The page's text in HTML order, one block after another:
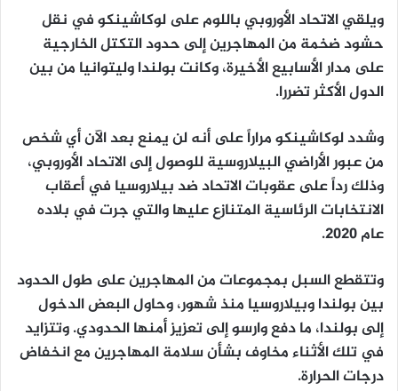
ويلقي الاتحاد الأوروبي باللوم على لوكاشينكو في نقل
حشود ضخمة من المهاجرين إلى حدود التكتل الخارجية
على مدار الأسابيع الأخيرة، وكانت بولندا وليتوانيا من بين
الدول الأكثر تضررا.
وشدد لوكاشينكو مراراً على أنه لن يمنع بعد الآن أي شخص
من عبور الأراضي البيلاروسية للوصول إلى الاتحاد الأوروبي،
وذلك رداً على عقوبات الاتحاد ضد بيلاروسيا في أعقاب
الانتخابات الرئاسية المتنازع عليها والتي جرت في بلاده
عام 2020.
وتتقطع السبل بمجموعات من المهاجرين على طول الحدود
بين بولندا وبيلاروسيا منذ شهور، وحاول البعض الدخول
إلى بولندا، ما دفع وارسو إلى تعزيز أمنها الحدودي. وتتزايد
في تلك الأثناء مخاوف بشأن سلامة المهاجرين مع انخفاض
درجات الحرارة.